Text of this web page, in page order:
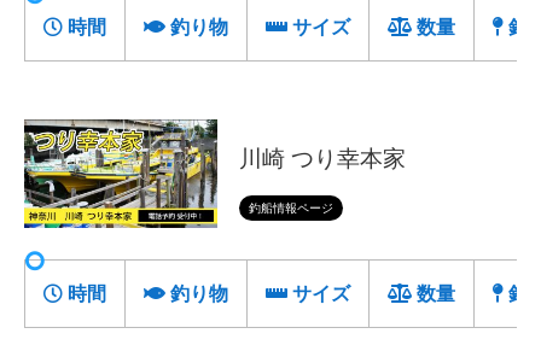
時間 釣り物 サイズ 数量 釣
川崎 つり幸本家
釣船情報ページ
時間 釣り物 サイズ 数量 釣